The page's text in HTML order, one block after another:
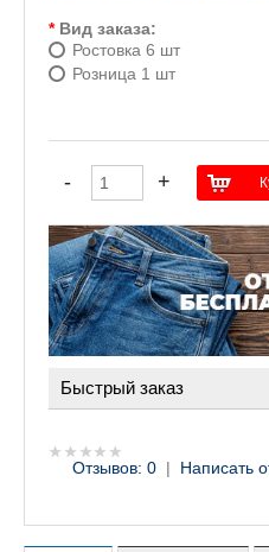
* Вид заказа:
Ростовка 6 шт
Розница 1 шт
Быстрый заказ
Отзывов: 0 | Написать